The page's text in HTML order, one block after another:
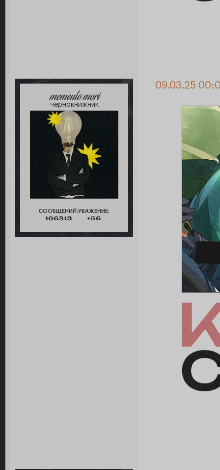
memento mori
чернокнижник
СООБЩЕНИЙ:
106313
УВАЖЕНИЕ:
+56
09.03.25